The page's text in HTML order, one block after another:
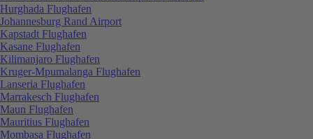
Hurghada Flughafen
Johannesburg Rand Airport
Kapstadt Flughafen
Kasane Flughafen
Kilimanjaro Flughafen
Kruger-Mpumalanga Flughafen
Lanseria Flughafen
Marrakesch Flughafen
Maun Flughafen
Mauritius Flughafen
Mombasa Flughafen